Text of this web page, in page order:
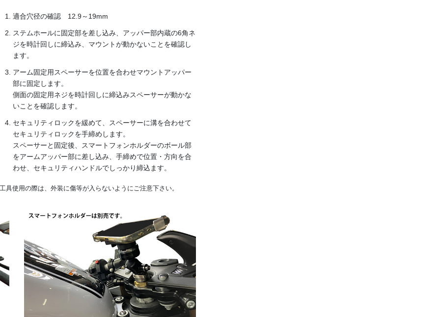
ウ
ン
ト
LA7』
適合穴径の確認 12.9～19mm
ステムホールに固定部を差し込み、アッパー部内蔵の6角ネ
ジを時計回しに締込み、マウントが動かないことを確認し
ます。
アーム固定用スペーサーを位置を合わせマウントアッパー
部に固定します。
側面の固定用ネジを時計回しに締込みスペーサーが動かな
いことを確認します。
セキュリティロックを緩めて、スペーサーに溝を合わせて
セキュリティロックを手締めします。
スペーサーと固定後、スマートフォンホルダーのボール部
をアームアッパー部に差し込み、手締めで位置・方向を合
わせ、セキュリティハンドルでしっかり締込ます。
具使用の際は、外装に傷等が入らないようにご注意下さい。